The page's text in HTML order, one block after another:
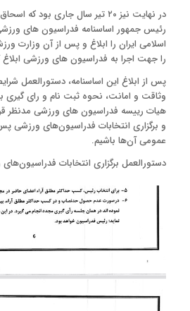
در نهایت نیز ۲۰ تیر سال جاری بود
رئیس جمهور اساسنامه فدراسیون های
اسلامی ایران را ابلاغ و پس از آن وزارت
را جهت اجرا به فدراسیون های ورزشی ابلاغ
پس از ابلاغ این اساسنامه، دستورالعمل
وثاقت و امانت، نحوه ثبت نام و رای گیری
هیات رییسه فدراسیون های ورزشی مدنظر
و برگزاری انتخابات فدراسیون‌های ورزشی
عمومی آن‌ها باشیم.
دستورالعمل برگزاری انتخابات